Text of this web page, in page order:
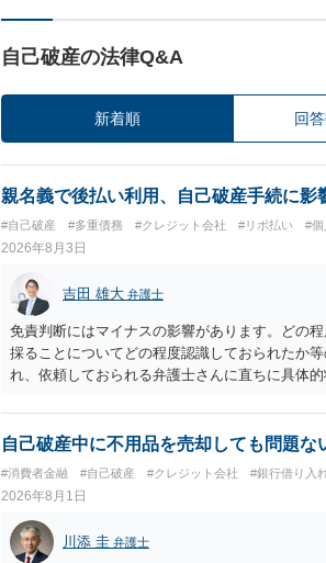
自己破産の法律Q&A
新着順 回
親名義で後払い利用、自己破産手続に影
#自己破産 #多重債務 #クレジット会社 #リボ払い #個
2026年8月3日
吉田 雄大 弁護士
免責判断にはマイナスの影響があります。どの
採ることについてどの程度認識しておられたか
れ、依頼しておられる弁護士さんに直ちに具体
自己破産中に不用品を売却しても問題な
#消費者金融 #自己破産 #クレジット会社 #銀行借り入れ
2026年8月1日
川添 圭 弁護士